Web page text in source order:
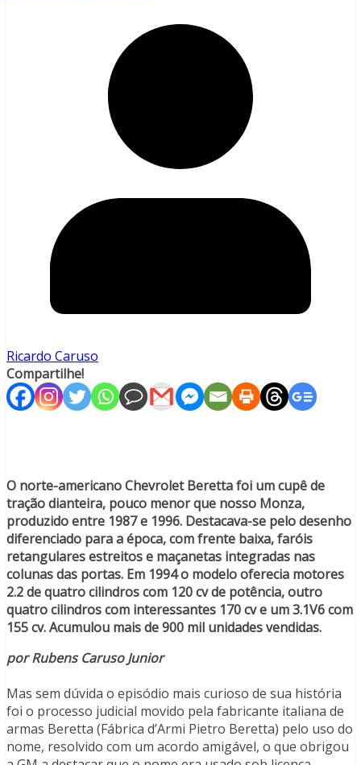
Ricardo Caruso
Compartilhe!
O norte-americano Chevrolet Beretta foi um cupê de
tração dianteira, pouco menor que nosso Monza,
produzido entre 1987 e 1996. Destacava-se pelo desenho
diferenciado para a época, com frente baixa, faróis
retangulares estreitos e maçanetas integradas nas
colunas das portas. Em 1994 o modelo oferecia motores
2.2 de quatro cilindros com 120 cv de potência, outro
quatro cilindros com interessantes 170 cv e um 3.1V6 com
155 cv. Acumulou mais de 900 mil unidades vendidas.
por Rubens Caruso Junior
Mas sem dúvida o episódio mais curioso de sua história
foi o processo judicial movido pela fabricante italiana de
armas Beretta (Fábrica d’Armi Pietro Beretta) pelo uso do
nome, resolvido com um acordo amigável, o que obrigou